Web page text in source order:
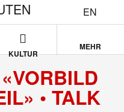
EN
KULTUR
MEHR
• TALK